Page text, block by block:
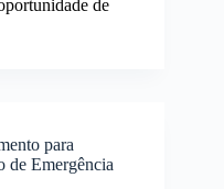
de
para
de Emergência